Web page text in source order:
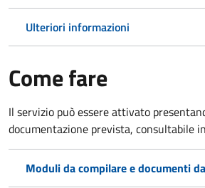
Ulteriori informazioni
Come fare
Il servizio può essere attivato
documentazione prevista, consultabile
Moduli da compilare e documenti